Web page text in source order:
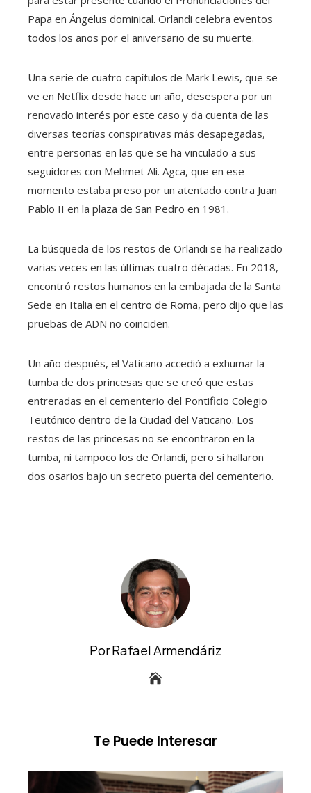
Papa en Ángelus dominical. Orlandi celebra eventos
todos los años por el aniversario de su muerte.
Una serie de cuatro capítulos de Mark Lewis, que se
ve en Netflix desde hace un año, desespera por un
renovado interés por este caso y da cuenta de las
diversas teorías conspirativas más desapegadas,
entre personas en las que se ha vinculado a sus
seguidores con Mehmet Ali. Agca, que en ese
momento estaba preso por un atentado contra Juan
Pablo II en la plaza de San Pedro en 1981.
La búsqueda de los restos de Orlandi se ha realizado
varias veces en las últimas cuatro décadas. En 2018,
encontró restos humanos en la embajada de la Santa
Sede en Italia en el centro de Roma, pero dijo que las
pruebas de ADN no coinciden.
Un año después, el Vaticano accedió a exhumar la
tumba de dos princesas que se creó que estas
entreradas en el cementerio del Pontificio Colegio
Teutónico dentro de la Ciudad del Vaticano. Los
restos de las princesas no se encontraron en la
tumba, ni tampoco los de Orlandi, pero si hallaron
dos osarios bajo un secreto puerta del cementerio.
Por Rafael Armendáriz
Te Puede Interesar